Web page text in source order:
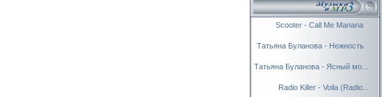
Scooter - Call Me Manana
Татьяна Буланова - Нежность
Татьяна Буланова - Ясный мо...
Radio Killer - Voila (Radio...